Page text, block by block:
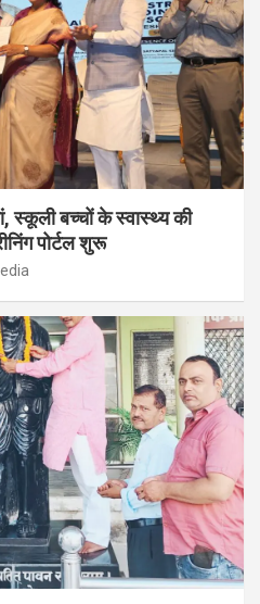
स्कूली बच्चों के स्वास्थ्य की
पोर्टल शुरू